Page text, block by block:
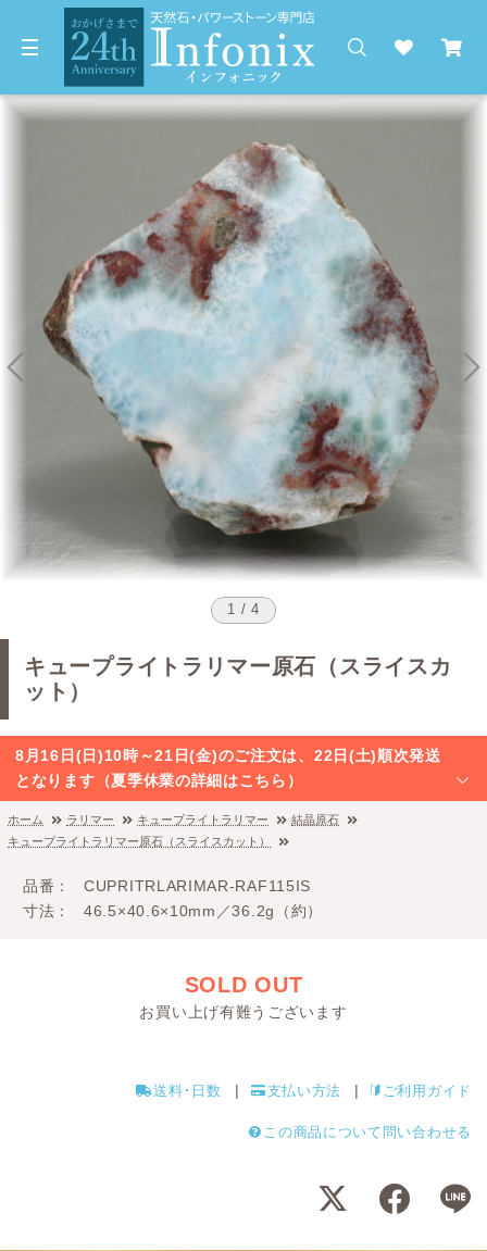
1 / 4
キュープライトラリマー原石（スライスカ
ット）
8月16日(日)10時～21日(金)のご注文は、22日(土)順次発送
となります（夏季休業の詳細はこちら）
ホーム ラリマー キュープライトラリマー
結晶原石
キュープライトラリマー原石（スライスカット）
品番
CUPRITRLARIMAR-RAF115IS
寸法
46.5×40.6×10mm／36.2g（約）
SOLD OUT
お買い上げ有難うございます
送料･日数 支払い方法 ご利用ガイド
この商品について問い合わせる